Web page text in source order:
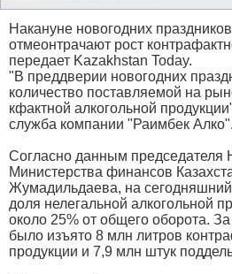
Накануне новогодних
отмеонтрачают рост
передает Kazakhstan Today.
"В преддверии новогодних
количество поставляемой на
кфактной алкогольной
служба компании "Раимбек Алко".
Согласно данным председателя
Министерства финансов
Жумадильдаева, на сегодняшний
доля нелегальной алкогольной
около 25% от общего оборота.
было изъято 8 млн литров
продукции и 7,9 млн штук